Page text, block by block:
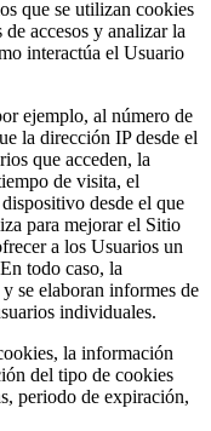
que se utilizan cookies
accesos y analizar la
interactúa el Usuario
ejemplo, al número de
la dirección IP desde el
que acceden, la
de visita, el
desde el que
para mejorar el Sitio
a los Usuarios un
todo caso, la
se elaboran informes de
individuales.
la información
del tipo de cookies
periodo de expiración,